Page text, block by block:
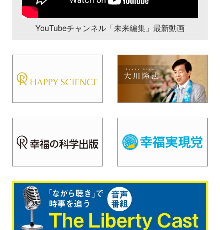
YouTubeチャンネル「未来編集」最新動画